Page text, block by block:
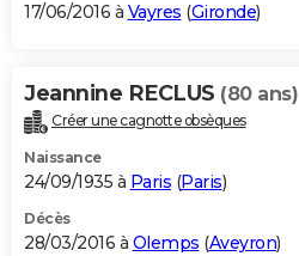
17/06/2016 à Vayres (Gironde)
Jeannine RECLUS (80 ans)
Créer une cagnotte obsèques
Naissance
24/09/1935 à Paris (Paris)
Décès
28/03/2016 à Olemps (Aveyron)